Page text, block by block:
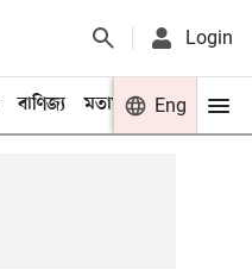
Login
বাণিজ্য মতামত খেলা
Eng